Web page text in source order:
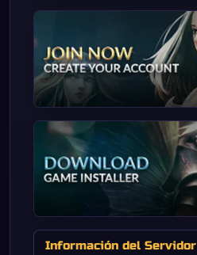
Información del Servidor